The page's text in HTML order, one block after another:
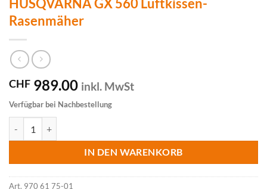
Rasenmäher
CHF 989.00 inkl. MwSt
Verfügbar bei Nachbestellung
IN DEN WARENKORB
Art. 970 61 75-01